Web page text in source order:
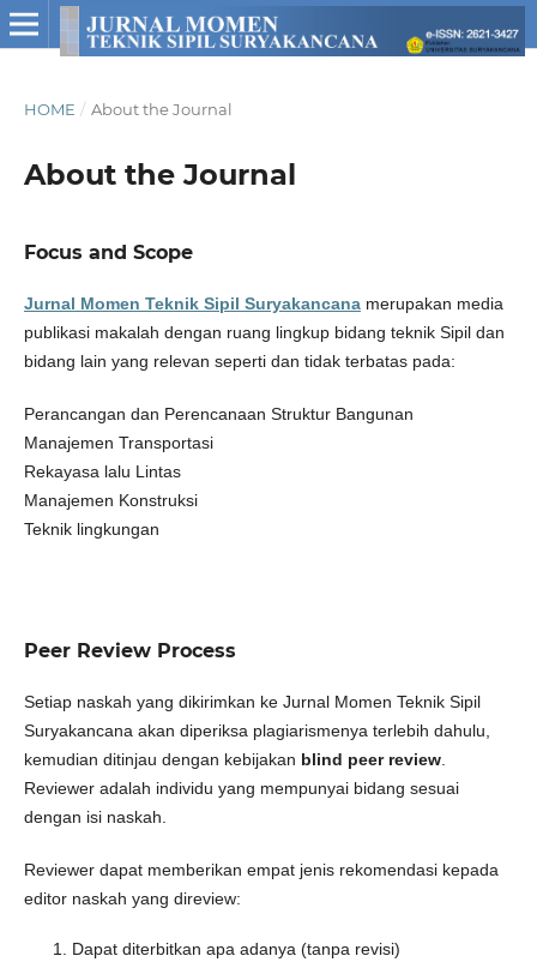
HOME / About the Journal
About the Journal
Focus and Scope
Jurnal Momen Teknik Sipil Suryakancanamerupakan media
publikasi makalah dengan ruang lingkup bidang teknik Sipil dan
bidang lain yang relevan seperti dan tidak terbatas pada:
Perancangan dan Perencanaan Struktur Bangunan
Manajemen Transportasi
Rekayasa lalu Lintas
Manajemen Konstruksi
Teknik lingkungan
Peer Review Process
Setiap naskah yang dikirimkan ke Jurnal Momen Teknik Sipil
Suryakancana akan diperiksa plagiarismenya terlebih dahulu,
kemudian ditinjau dengan kebijakan blind peer review.
Reviewer adalah individu yang mempunyai bidang sesuai
dengan isi naskah.
Reviewer dapat memberikan empat jenis rekomendasi kepada
editor naskah yang direview:
Dapat diterbitkan apa adanya (tanpa revisi)